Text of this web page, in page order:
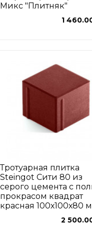
Микс "Плитняк"
1
Тротуарная плитка
Steingot Сити 80 из
серого цемента с
прокрасом квадрат
красная 100х100х80
2